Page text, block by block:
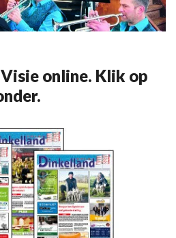
online. Klik op